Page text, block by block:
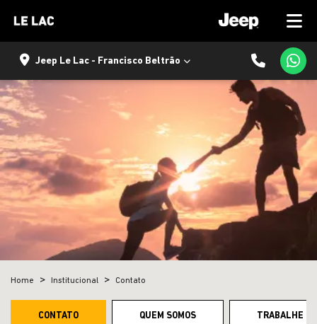
Jeep Le Lac - Francisco Beltrão
Home Institucional Contato
QUEM SOMOS
CONTATO TRABALHE